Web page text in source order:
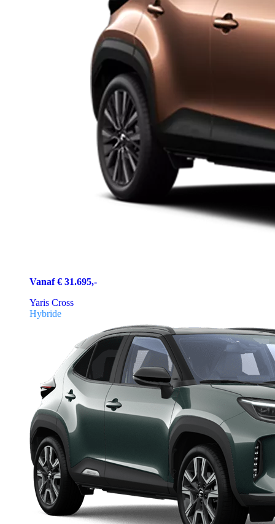
Vanaf € 31.695,-
Yaris Cross
Hybride